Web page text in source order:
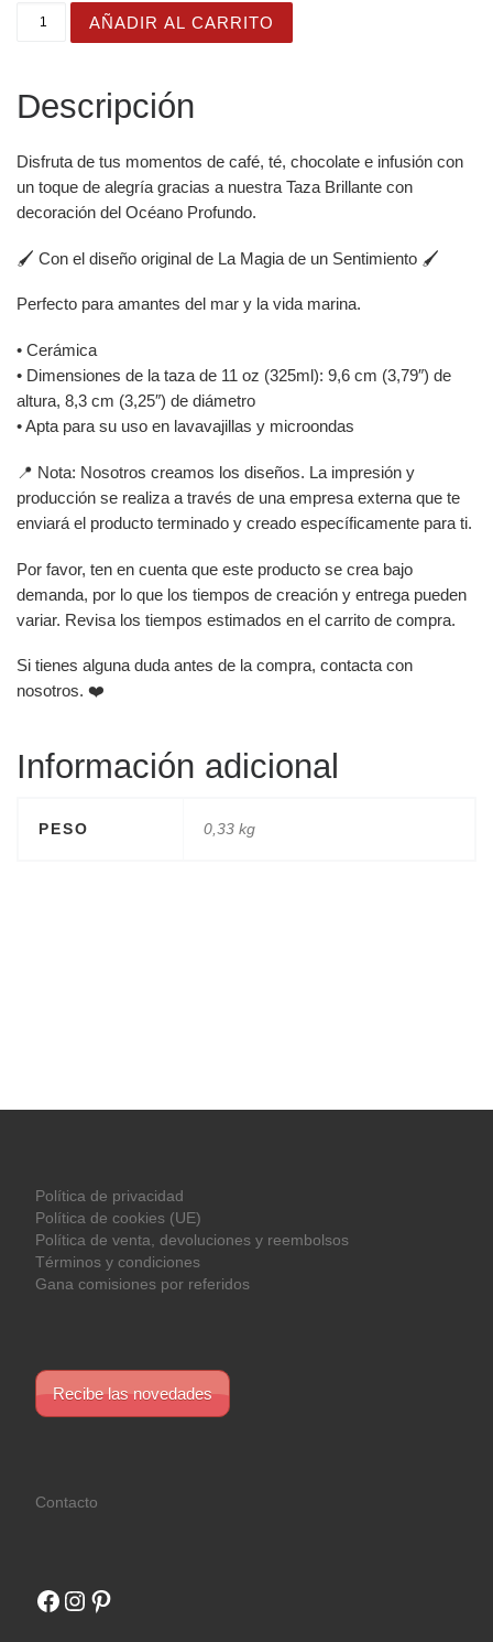
Taza Brillante con Barquito de Papel y Bandera cantidad
AÑADIR AL CARRITO
Descripción
Disfruta de tus momentos de café, té, chocolate e infusión con
un toque de alegría gracias a nuestra Taza Brillante con
decoración del Océano Profundo.
🖌️ Con el diseño original de La Magia de un Sentimiento 🖌️
Perfecto para amantes del mar y la vida marina.
• Cerámica
• Dimensiones de la taza de 11 oz (325ml): 9,6 cm (3,79″) de
altura, 8,3 cm (3,25″) de diámetro
• Apta para su uso en lavavajillas y microondas
📍 Nota: Nosotros creamos los diseños. La impresión y
producción se realiza a través de una empresa externa que te
enviará el producto terminado y creado específicamente para ti.
Por favor, ten en cuenta que este producto se crea bajo
demanda, por lo que los tiempos de creación y entrega pueden
variar. Revisa los tiempos estimados en el carrito de compra.
Si tienes alguna duda antes de la compra, contacta con
nosotros. ❤️
Información adicional
PESO 0,33 kg
Política de privacidad
Política de cookies (UE)
Política de venta, devoluciones y reembolsos
Términos y condiciones
Gana comisiones por referidos
Recibe las novedades
Contacto
Facebook
Instagram
Pinterest